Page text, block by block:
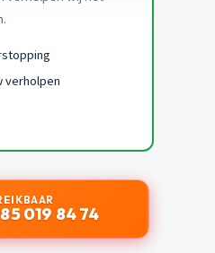
verholpen
019 84 74